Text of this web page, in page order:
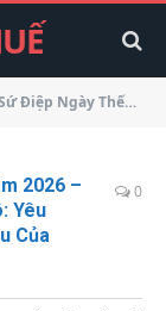
Ngày Thế Giới Bệnh Nhân Năm 2026 – Lòng Trắc Ẩn Của Người Samaritanô: Yêu Thương Bằng Cách Mang Lấy Nỗi Đau Của Người Khác
2026 –
Yêu
Của
0